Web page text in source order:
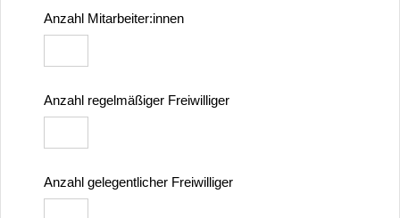
Anzahl Mitarbeiter:innen
Anzahl regelmäßiger Freiwilliger
Anzahl gelegentlicher Freiwilliger